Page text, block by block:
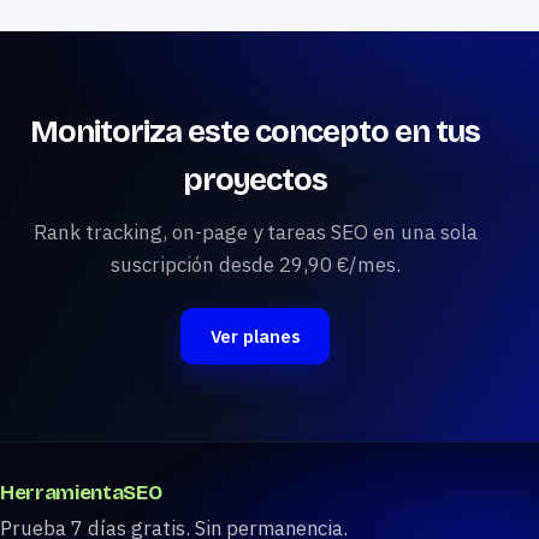
Monitoriza este concepto en tus
proyectos
Rank tracking, on-page y tareas SEO en una sola
suscripción desde 29,90 €/mes.
Ver planes
HerramientaSEO
Prueba 7 días gratis. Sin permanencia.